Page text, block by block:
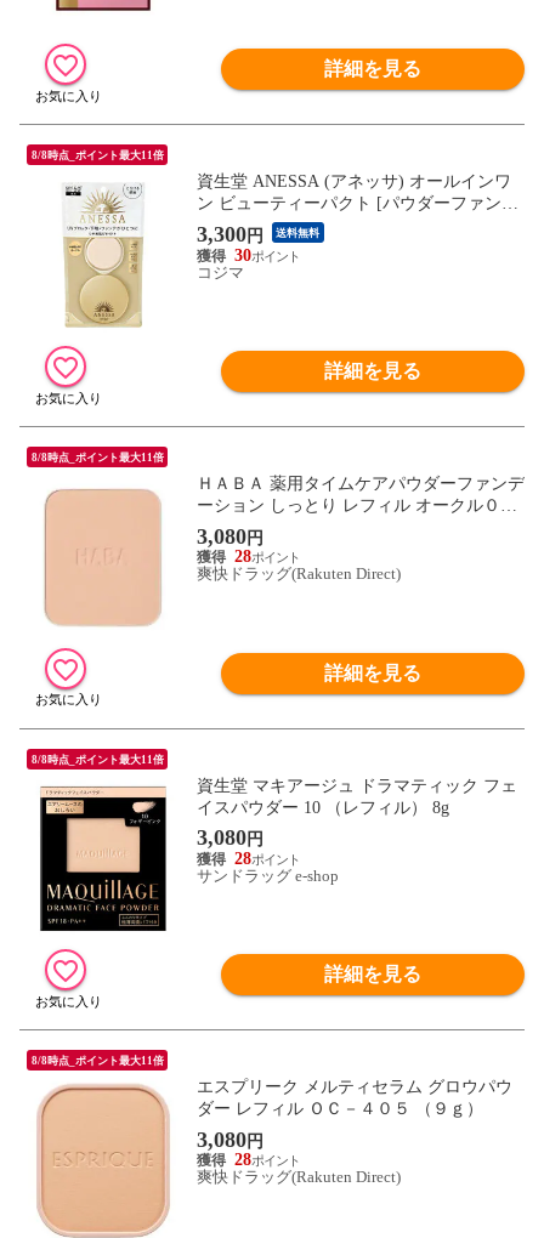
詳細を見る
8/8時点_ポイント最大11倍
資生堂 ANESSA (アネッサ) オールインワ
ン ビューティーパクト [パウダーファンデ
ーション] 1 やや明るめのオークル (10g)
3,300円 送料無料
30
コジマ
詳細を見る
8/8時点_ポイント最大11倍
ＨＡＢＡ 薬用タイムケアパウダーファンデ
ーション しっとり レフィル オークル０２
（９ｇ）
3,080円
28
爽快ドラッグ(Rakuten Direct)
詳細を見る
8/8時点_ポイント最大11倍
資生堂 マキアージュ ドラマティック フェ
イスパウダー 10 （レフィル） 8g
3,080円
28
サンドラッグ e-shop
詳細を見る
8/8時点_ポイント最大11倍
エスプリーク メルティセラム グロウパウ
ダー レフィル ＯＣ－４０５ （９ｇ）
3,080円
28
爽快ドラッグ(Rakuten Direct)